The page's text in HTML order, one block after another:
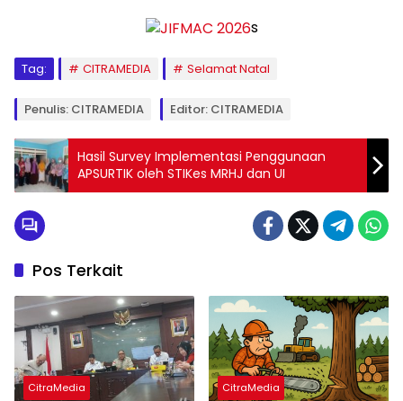
s
Tag: CITRAMEDIA Selamat Natal
Penulis: CITRAMEDIA Editor: CITRAMEDIA
Hasil Survey Implementasi Penggunaan
APSURTIK oleh STIKes MRHJ dan UI
Pos Terkait
CitraMedia CitraMedia